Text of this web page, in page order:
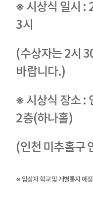
※ 시상식 일시 :
3시
(수상자는 2시
바랍니다.)
※ 시상식 장소 :
2층(하나홀)
(인천 미추홀구
※ 입상자 학교 및 개별통지 예정